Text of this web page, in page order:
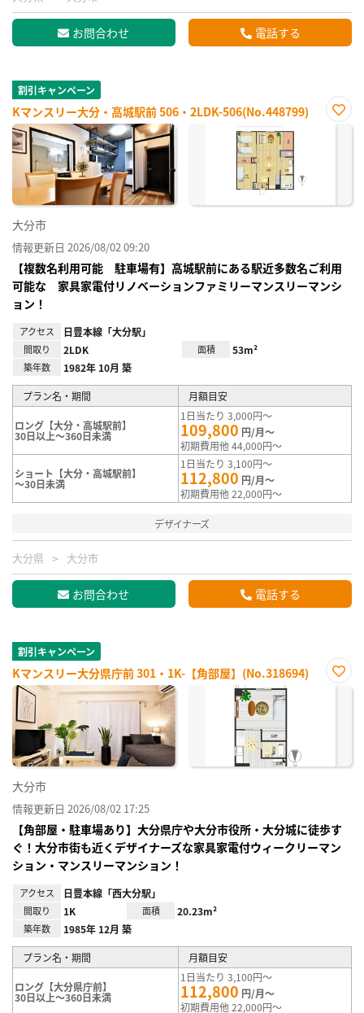
お問合わせ 電話する
割引キャンペーン
Kマンスリー大分・高城駅前 506・2LDK-506(No.448799)
お気
大分市
情報更新日 2026/08/02 09:20
【複数名利用可能 駐車場有】高城駅前にある駅近多数名ご利用
可能な 家具家電付リノベーションファミリーマンスリーマンシ
ョン！
アクセス 日豊本線「大分駅」
間取り 2LDK 面積 53m²
築年数 1982年 10月 築
プラン名・期間 月額目安
ロング【大分・高城駅前】
30日以上～360日未満
1日当たり 3,000円～
109,800 円/月～
初期費用他 44,000円～
ショート【大分・高城駅前】
～30日未満
1日当たり 3,100円～
112,800 円/月～
初期費用他 22,000円～
デザイナーズ
大分県 大分市
お問合わせ 電話する
割引キャンペーン
Kマンスリー大分県庁前 301・1K-【角部屋】(No.318694)
お気
大分市
情報更新日 2026/08/02 17:25
【角部屋・駐車場あり】大分県庁や大分市役所・大分城に徒歩す
ぐ！大分市街も近くデザイナーズな家具家電付ウィークリーマン
ション・マンスリーマンション！
アクセス 日豊本線「西大分駅」
間取り 1K 面積 20.23m²
築年数 1985年 12月 築
プラン名・期間 月額目安
ロング【大分県庁前】
30日以上～360日未満
1日当たり 3,100円～
112,800 円/月～
初期費用他 22,000円～